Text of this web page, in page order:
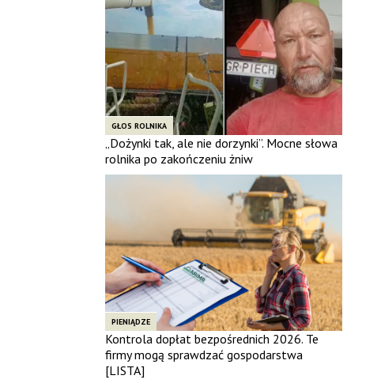
GŁOS ROLNIKA
„Dożynki tak, ale nie dorzynki”. Mocne słowa
rolnika po zakończeniu żniw
PIENIĄDZE
Kontrola dopłat bezpośrednich 2026. Te
firmy mogą sprawdzać gospodarstwa
[LISTA]